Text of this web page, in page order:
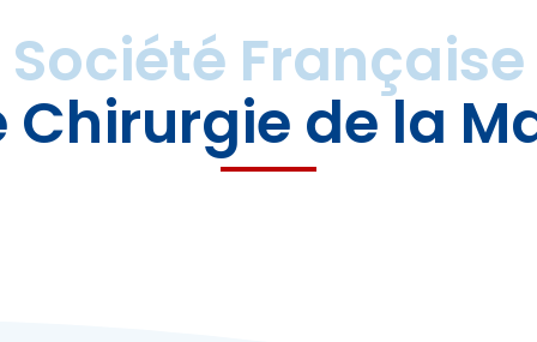
Société Française
Chirurgie de la